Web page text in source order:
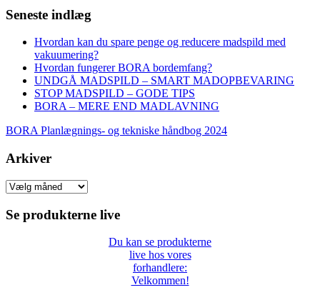
Seneste indlæg
Hvordan kan du spare penge og reducere madspild med
vakuumering?
Hvordan fungerer BORA bordemfang?
UNDGÅ MADSPILD – SMART MADOPBEVARING
STOP MADSPILD – GODE TIPS
BORA – MERE END MADLAVNING
BORA Planlægnings- og tekniske håndbog 2024
Arkiver
Arkiver
Se produkterne live
Du kan se produkterne
live hos vores
forhandlere:
Velkommen!